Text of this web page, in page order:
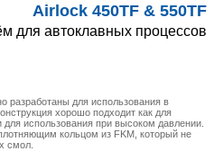
Airlock 450TF & 550TF
для автоклавных процессов
разработаны для использования в
хорошо подходит как для
использования при высоком давлении.
кольцом из FKM, который не
смол.